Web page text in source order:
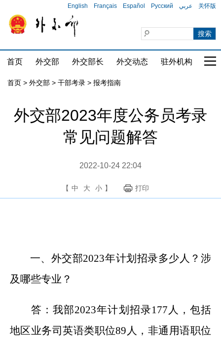
English Français Español Русский عربي 关怀版
首页 外交部 外交部长 外交动态 驻外机构 国
首页 > 外交部 > 干部考录 > 报考指南
外交部2023年度公务员考录
常见问题解答
2022-10-24 22:04
【 中 大 小 】 打印
一、外交部2023年计划招录多少人？涉
及哪些专业？
答：我部2023年计划招录177人，包括
地区业务司英语类职位89人，非通用语职位